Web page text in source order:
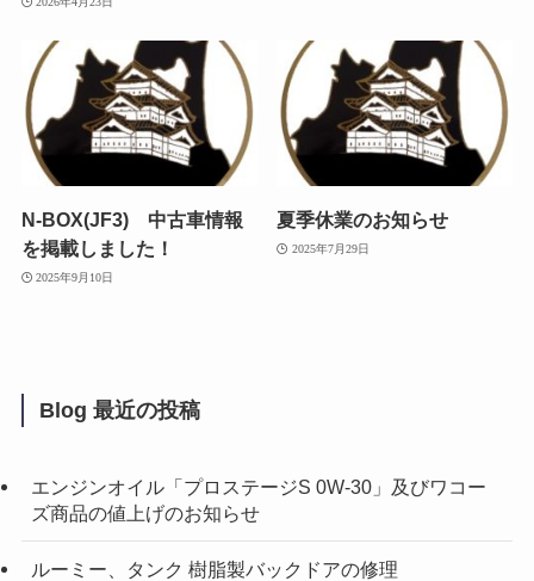
N-BOX(JF3) 中古車情報
を掲載しました！
2025年9月10日
夏季休業のお知らせ
2025年7月29日
Blog 最近の投稿
エンジンオイル「プロステージS 0W-30」及びワコー
ズ商品の値上げのお知らせ
ルーミー、タンク 樹脂製バックドアの修理